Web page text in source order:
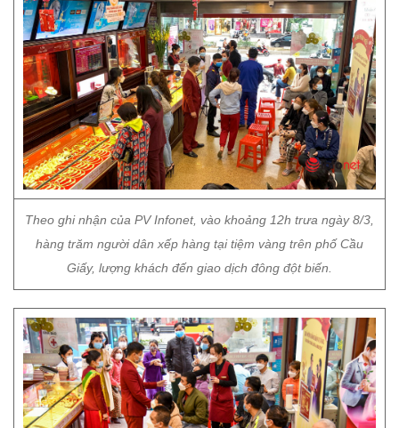
Theo ghi nhận của PV Infonet, vào khoảng 12h trưa ngày 8/3,
hàng trăm người dân xếp hàng tại tiệm vàng trên phố Cầu
Giấy, lượng khách đến giao dịch đông đột biến.